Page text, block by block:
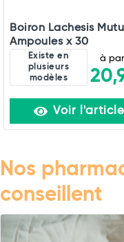
Boiron Lachesis
Ampoules x 30
Existe en
plusieurs
modèles
à
Voir l'article
Nos
conseillent